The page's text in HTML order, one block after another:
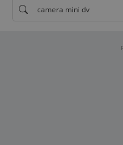
camera mini dv